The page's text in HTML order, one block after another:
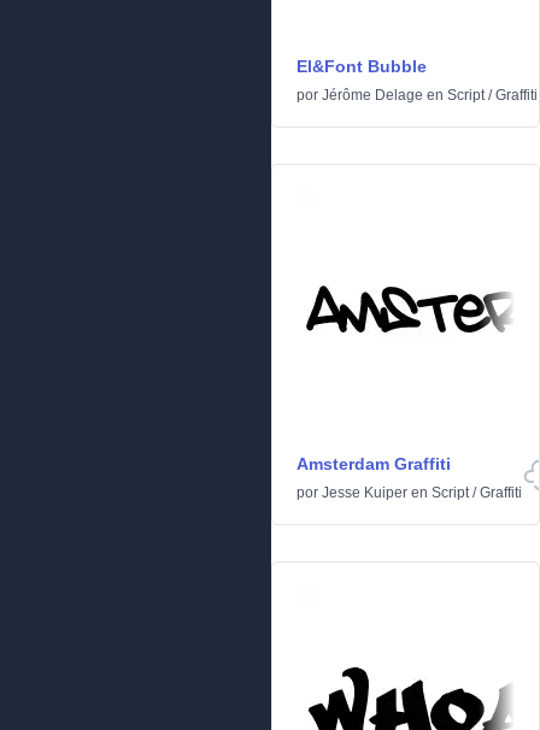
El&Font Bubble
por Jérôme Delage en Script/Graffiti
Amsterdam Graffiti
por Jesse Kuiper en Script/Graffiti